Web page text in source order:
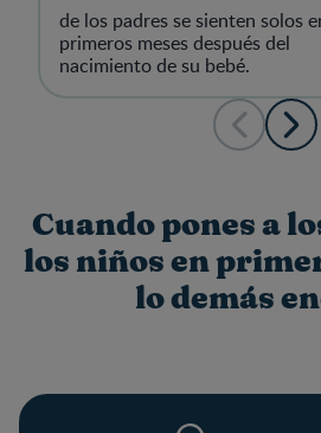
de los padres se sienten solos
primeros meses después del
nacimiento de su bebé.
Cuando pones a
los niños en
lo demás